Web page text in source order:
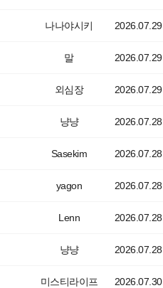
나나야시키 2026.07.29
말 2026.07.29
외심장 2026.07.29
냥냥 2026.07.28
Sasekim 2026.07.28
yagon 2026.07.28
Lenn 2026.07.28
냥냥 2026.07.28
미스티라이프 2026.07.30